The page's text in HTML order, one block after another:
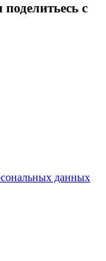
с
данных